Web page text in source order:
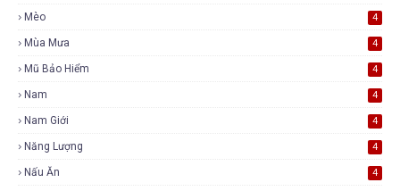
Mèo 4
Mùa Mưa 4
Mũ Bảo Hiểm 4
Nam 4
Nam Giới 4
Năng Lượng 4
Nấu Ăn 4